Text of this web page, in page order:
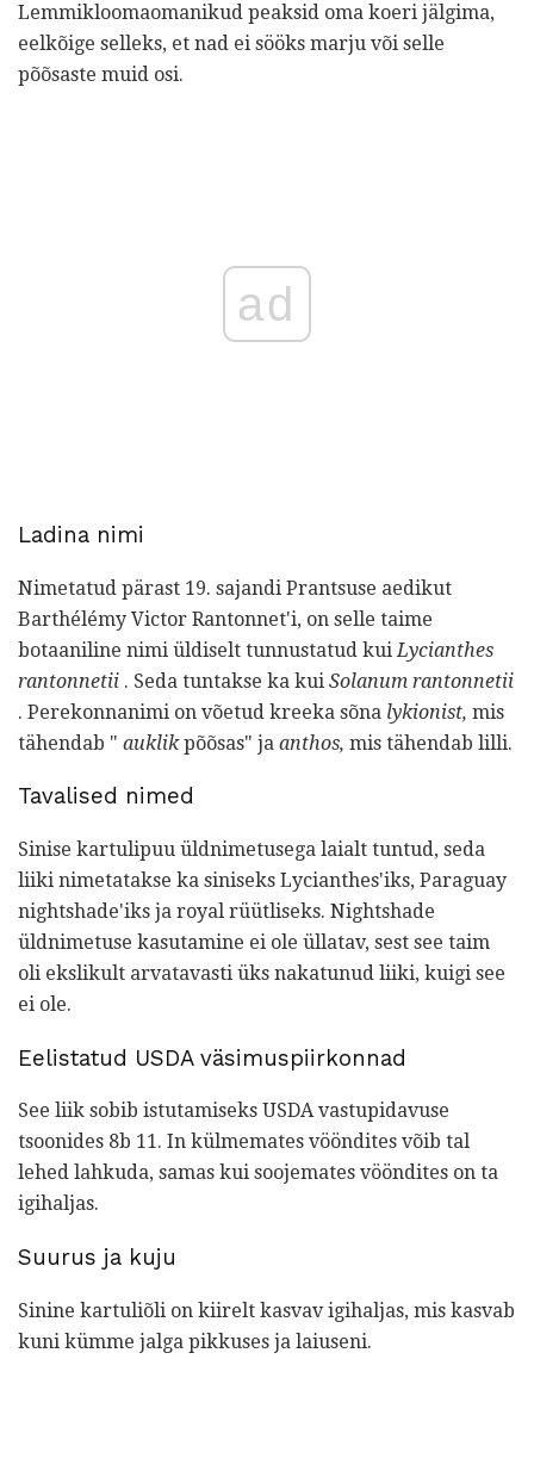
Lemmikloomaomanikud peaksid oma koeri jälgima,
eelkõige selleks, et nad ei sööks marju või selle
põõsaste muid osi.
ad
Ladina nimi
Nimetatud pärast 19. sajandi Prantsuse aedikut
Barthélémy Victor Rantonnet'i, on selle taime
botaaniline nimi üldiselt tunnustatud kui Lycianthes
rantonnetii . Seda tuntakse ka kui Solanum rantonnetii
. Perekonnanimi on võetud kreeka sõna lykionist, mis
tähendab " auklikpõõsas" ja anthos, mis tähendab lilli.
Tavalised nimed
Sinise kartulipuu üldnimetusega laialt tuntud, seda
liiki nimetatakse ka siniseks Lycianthes'iks, Paraguay
nightshade'iks ja royal rüütliseks. Nightshade
üldnimetuse kasutamine ei ole üllatav, sest see taim
oli ekslikult arvatavasti üks nakatunud liiki, kuigi see
ei ole.
Eelistatud USDA väsimuspiirkonnad
See liik sobib istutamiseks USDA vastupidavuse
tsoonides 8b 11. In külmemates vööndites võib tal
lehed lahkuda, samas kui soojemates vööndites on ta
igihaljas.
Suurus ja kuju
Sinine kartuliõli on kiirelt kasvav igihaljas, mis kasvab
kuni kümme jalga pikkuses ja laiuseni.